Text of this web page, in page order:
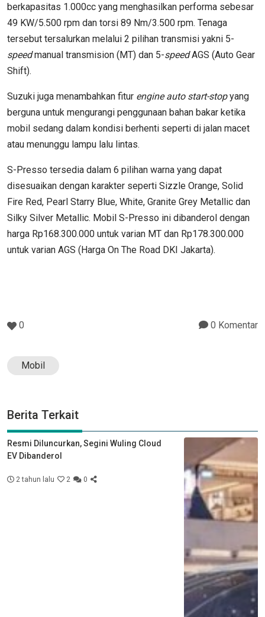
berkapasitas 1.000cc yang menghasilkan performa sebesar
49 KW/5.500 rpm dan torsi 89 Nm/3.500 rpm. Tenaga
tersebut tersalurkan melalui 2 pilihan transmisi yakni 5-
speedmanual transmision (MT) dan 5-speedAGS (Auto Gear
Shift).
Suzuki juga menambahkan fitur engine auto start-stopyang
berguna untuk mengurangi penggunaan bahan bakar ketika
mobil sedang dalam kondisi berhenti seperti di jalan macet
atau menunggu lampu lalu lintas.
S-Presso tersedia dalam 6 pilihan warna yang dapat
disesuaikan dengan karakter seperti Sizzle Orange, Solid
Fire Red, Pearl Starry Blue, White, Granite Grey Metallic dan
Silky Silver Metallic. Mobil S-Presso ini dibanderol dengan
harga Rp168.300.000 untuk varian MT dan Rp178.300.000
untuk varian AGS (Harga On The Road DKI Jakarta).
0 0 Komentar
Mobil
Berita Terkait
Resmi Diluncurkan, Segini Wuling Cloud
EV Dibanderol
2 tahun lalu 2 0